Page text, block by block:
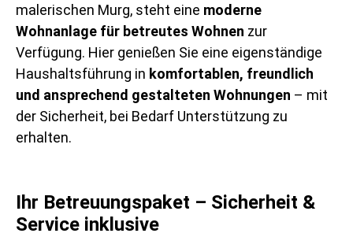
malerischen Murg, steht eine moderne
Wohnanlage für betreutes Wohnen zur
Verfügung. Hier genießen Sie eine eigenständige
Haushaltsführung in komfortablen, freundlich
und ansprechend gestalteten Wohnungen – mit
der Sicherheit, bei Bedarf Unterstützung zu
erhalten.
Ihr Betreuungspaket – Sicherheit &
Service inklusive